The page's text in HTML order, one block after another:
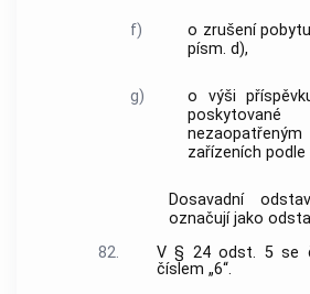
f)
o zrušení
písm. d),
g)
o výši
zařízeních podle
Dosavadní
označují jako
82.
V § 24 odst. 5 se
číslem „6“.